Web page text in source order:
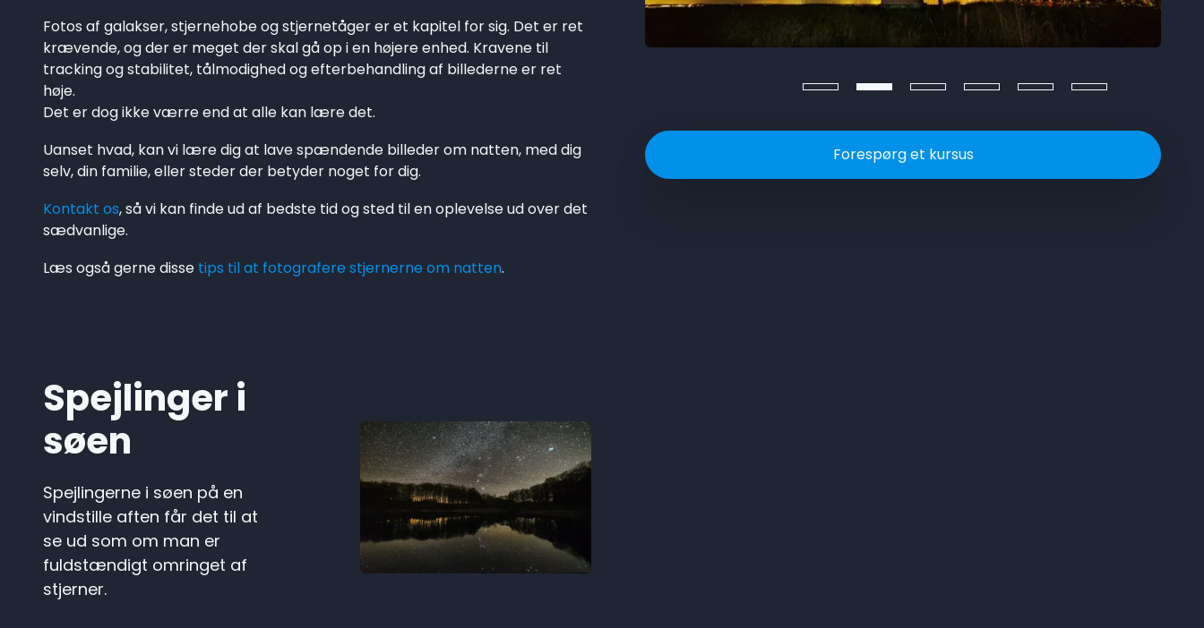
Forespørg et kursus
Fotos af galakser, stjernehobe og stjernetåger er et kapitel for sig. Det er ret
krævende, og der er meget der skal gå op i en højere enhed. Kravene til
tracking og stabilitet, tålmodighed og efterbehandling af billederne er ret
høje.
Det er dog ikke værre end at alle kan lære det.
Uanset hvad, kan vi lære dig at lave spændende billeder om natten, med dig
selv, din familie, eller steder der betyder noget for dig.
Kontakt os, så vi kan finde ud af bedste tid og sted til en oplevelse ud over det
sædvanlige.
Læs også gerne disse tips til at fotografere stjernerne om natten.
Spejlinger i
søen
Spejlingerne i søen på en
vindstille aften får det til at
se ud som om man er
fuldstændigt omringet af
stjerner.